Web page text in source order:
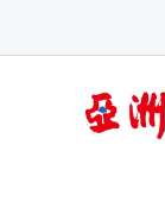
亚
洲
日